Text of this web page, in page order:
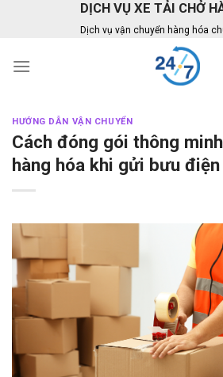
DỊCH VỤ XE TẢI CHỞ
Dịch vụ vận chuyển hàng hóa
HƯỚNG DẪN VẬN CHUYỂN
Cách đóng gói thông
hàng hóa khi gửi bưu điện